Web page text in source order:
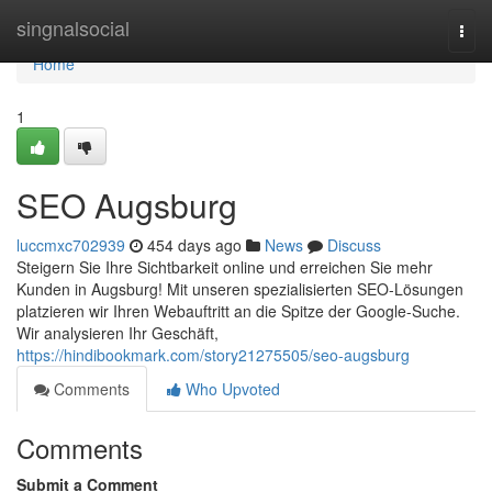
singnalsocial
Home
Home
1
SEO Augsburg
luccmxc702939 454 days ago News
Discuss
Steigern Sie Ihre Sichtbarkeit online und erreichen Sie mehr
Kunden in Augsburg! Mit unseren spezialisierten SEO-Lösungen
platzieren wir Ihren Webauftritt an die Spitze der Google-Suche.
Wir analysieren Ihr Geschäft,
https://hindibookmark.com/story21275505/seo-augsburg
Comments
Who Upvoted
Comments
Submit a Comment